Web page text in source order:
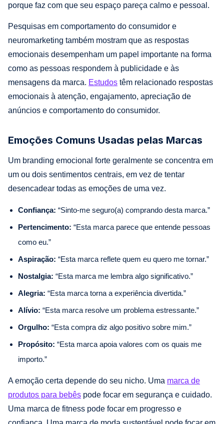
porque faz com que seu espaço pareça calmo e pessoal.
Pesquisas em comportamento do consumidor e
neuromarketing também mostram que as respostas
emocionais desempenham um papel importante na forma
como as pessoas respondem à publicidade e às
mensagens da marca. Estudos têm relacionado respostas
emocionais à atenção, engajamento, apreciação de
anúncios e comportamento do consumidor.
Emoções Comuns Usadas pelas Marcas
Um branding emocional forte geralmente se concentra em
um ou dois sentimentos centrais, em vez de tentar
desencadear todas as emoções de uma vez.
Confiança: “Sinto-me seguro(a) comprando desta marca.”
Pertencimento: “Esta marca parece que entende pessoas
como eu.”
Aspiração: “Esta marca reflete quem eu quero me tornar.”
Nostalgia: “Esta marca me lembra algo significativo.”
Alegria: “Esta marca torna a experiência divertida.”
Alívio: “Esta marca resolve um problema estressante.”
Orgulho: “Esta compra diz algo positivo sobre mim.”
Propósito: “Esta marca apoia valores com os quais me
importo.”
A emoção certa depende do seu nicho. Uma marca de
produtos para bebês pode focar em segurança e cuidado.
Uma marca de fitness pode focar em progresso e